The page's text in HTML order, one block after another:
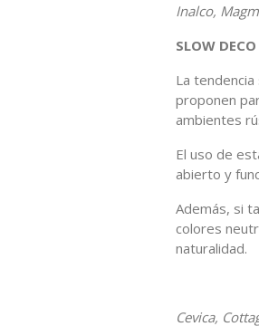
Inalco,
SLOW DECO
La
proponen
ambientes
El uso de
abierto y
Además, si
colores
naturalidad.
Cevica,